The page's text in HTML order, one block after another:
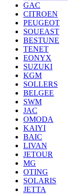
GAC
CITROEN
PEUGEOT
SOUEAST
BESTUNE
TENET
EONYX
SUZUKI
KGM
SOLLERS
BELGEE
SWM
JAC
OMODA
KAIYI
BAIC
LIVAN
JETOUR
MG
OTING
SOLARIS
JETTA